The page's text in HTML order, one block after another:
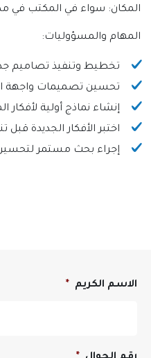
المكان: سواء في المكتب في
المهام والمسؤوليات:
تخطيط وتنفيذ تصاميم
تحسين تصميمات واجهة
إنشاء نماذج أولية لأفكار
اختبر الأفكار الجديدة قبل
إجراء بحث مستمر
الاسم الكريم *